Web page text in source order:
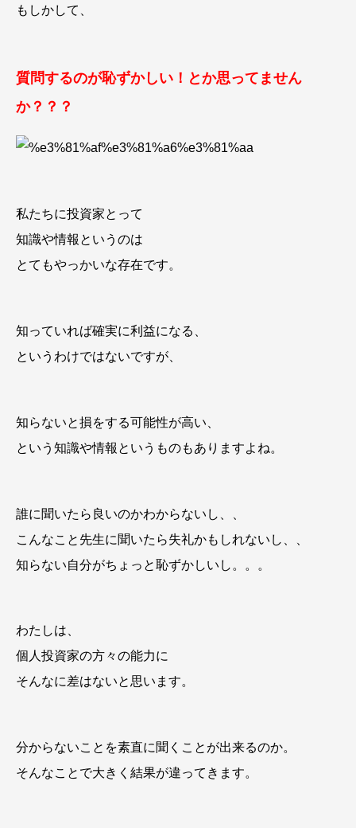
もしかして、
質問するのが恥ずかしい！とか思ってません
か？？？
私たちに投資家とって
知識や情報というのは
とてもやっかいな存在です。
知っていれば確実に利益になる、
というわけではないですが、
知らないと損をする可能性が高い、
という知識や情報というものもありますよね。
誰に聞いたら良いのかわからないし、、
こんなこと先生に聞いたら失礼かもしれないし、、
知らない自分がちょっと恥ずかしいし。。。
わたしは、
個人投資家の方々の能力に
そんなに差はないと思います。
分からないことを素直に聞くことが出来るのか。
そんなことで大きく結果が違ってきます。